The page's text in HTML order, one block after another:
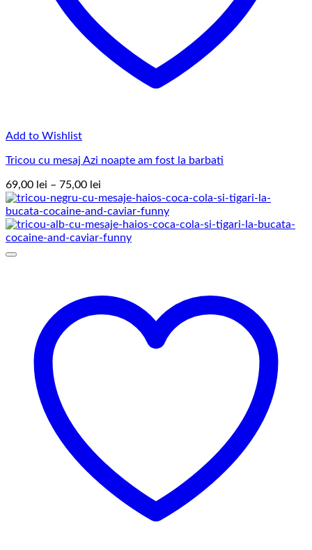
Add to Wishlist
Tricou cu mesaj Azi noapte am fost la barbati
69,00 lei – 75,00 lei
de
prețuri:
69,00 lei
până